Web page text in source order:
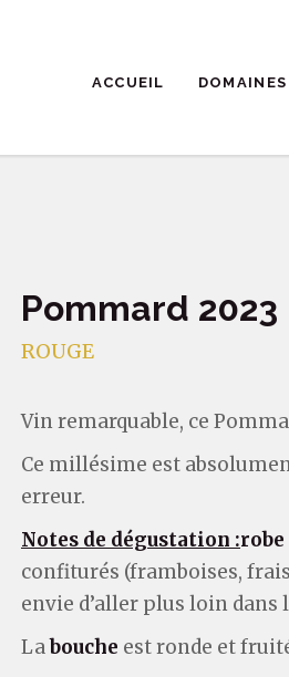
ACCUEIL DOMAINES
Pommard 2023
ROUGE
Vin remarquable, ce
Ce millésime est
erreur.
Notes de dégustation :robe
confiturés (framboises,
envie d’aller plus loin dans
Labouche est ronde et